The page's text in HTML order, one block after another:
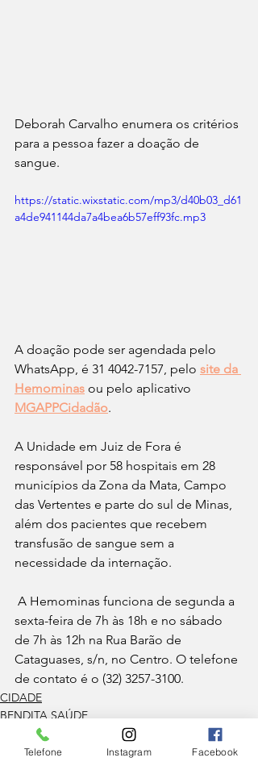
Deborah Carvalho enumera os critérios
para a pessoa fazer a doação de
sangue.
https://static.wixstatic.com/mp3/d40b03_d61
a4de941144da7a4bea6b57eff93fc.mp3
A doação pode ser agendada pelo
WhatsApp, é 31 4042-7157, pelo site da
Hemominas ou pelo aplicativo
MGAPPCidadão.
A Unidade em Juiz de Fora é
responsável por 58 hospitais em 28
municípios da Zona da Mata, Campo
das Vertentes e parte do sul de Minas,
além dos pacientes que recebem
transfusão de sangue sem a
necessidade da internação.
sexta-feira de 7h às 18h e no sábado
de 7h às 12h na Rua Barão de
Cataguases, s/n, no Centro. O telefone
de contato é o (32) 3257-3100.
CIDADE
BENDITA SAÚDE
Telefone Instagram Facebook